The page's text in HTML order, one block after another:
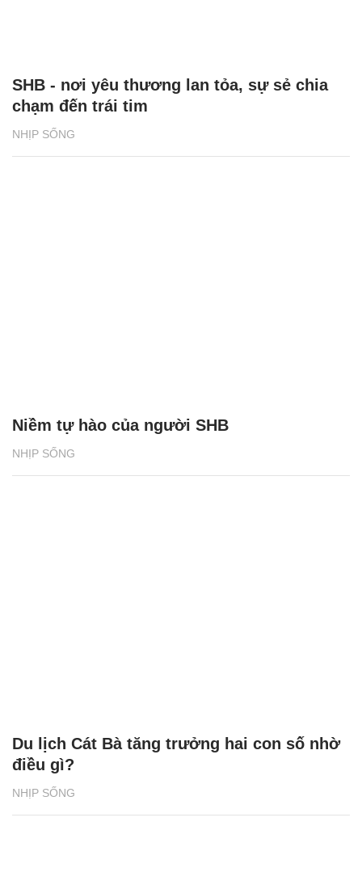
NHỊP SỐNG
SHB - nơi yêu thương lan tỏa, sự sẻ chia
chạm đến trái tim
NHỊP SỐNG
Niềm tự hào của người SHB
NHỊP SỐNG
Du lịch Cát Bà tăng trưởng hai con số nhờ
điều gì?